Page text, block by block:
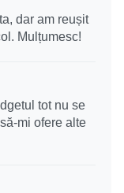
dar am reușit
Mulțumesc!
tot nu se
mi ofere alte